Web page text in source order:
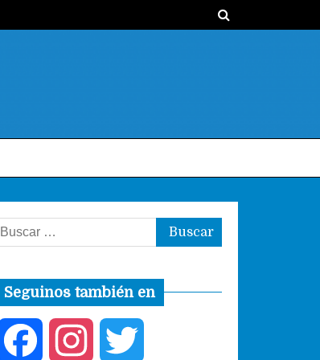
Buscar:
Seguinos también en